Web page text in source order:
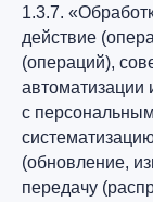
1.3.7.
действие
(операций),
автоматизации
с
(обновление,
передачу